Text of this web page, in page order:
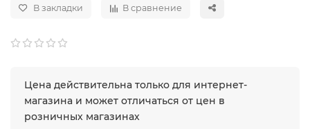
В закладки В сравнение
Цена действительна только для интернет-
магазина и может отличаться от цен в
розничных магазинах